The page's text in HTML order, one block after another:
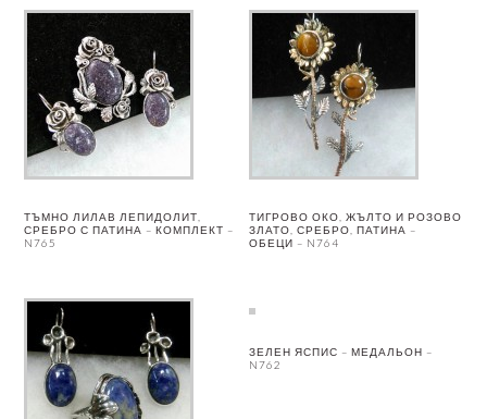
ТЪМНО ЛИЛАВ ЛЕПИДОЛИТ,
СРЕБРО С ПАТИНА – КОМПЛЕКТ –
N765
ТИГРОВО ОКО, ЖЪЛТО И РОЗОВО
ЗЛАТО, СРЕБРО, ПАТИНА –
ОБЕЦИ – N764
ЗЕЛЕН ЯСПИС – МЕДАЛЬОН –
N762